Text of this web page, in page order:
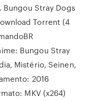
Bungou Stray Dogs
Torrent (4
Bungou Stray
Mistério, Seinen,
2016
MKV (x264)